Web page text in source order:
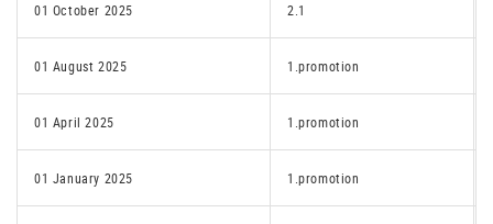
01 October 2025 2.1
01 August 2025 1.promotion
01 April 2025 1.promotion
01 January 2025 1.promotion